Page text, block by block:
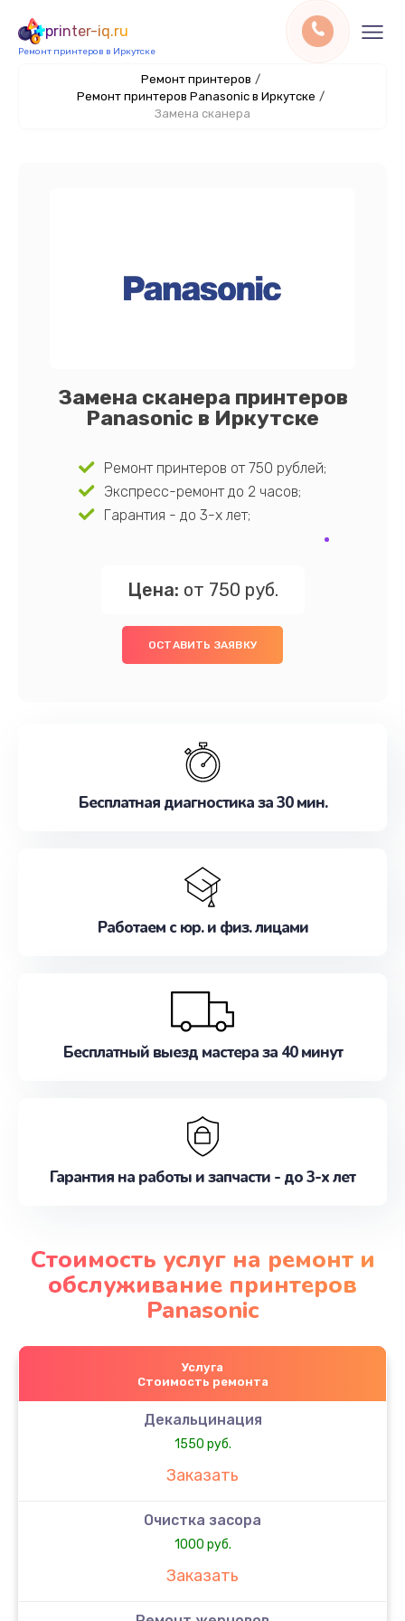
printer-iq.ru
Ремонт принтеров в Иркутске
Ремонт принтеров /
Ремонт принтеров Panasonic в Иркутске /
Замена сканера
Замена сканера принтеров
Panasonic в Иркутске
Ремонт принтеров от 750 рублей;
Экспресс-ремонт до 2 часов;
Гарантия - до 3-х лет;
Цена: от 750 руб.
ОСТАВИТЬ ЗАЯВКУ
Бесплатная диагностика за 30 мин.
Работаем с юр. и физ. лицами
Бесплатный выезд мастера за 40 минут
Гарантия на работы и запчасти - до 3-х лет
Стоимость услуг на ремонт и
обслуживание принтеров
Panasonic
Услуга
Стоимость ремонта
Декальцинация
1550 руб.
Заказать
Очистка засора
1000 руб.
Заказать